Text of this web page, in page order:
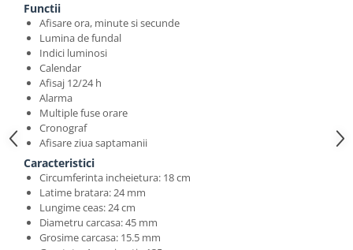
Functii
Afisare ora, minute si secunde
Lumina de fundal
Indici luminosi
Calendar
Afisaj 12/24 h
Alarma
Multiple fuse orare
Cronograf
Afisare ziua saptamanii
Caracteristici
Circumferinta incheietura: 18 cm
Latime bratara: 24 mm
Lungime ceas: 24 cm
Diametru carcasa: 45 mm
Grosime carcasa: 15.5 mm